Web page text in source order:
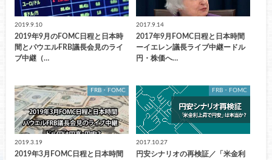
2019.9.10
2019年9月のFOMC日程と日本時
間とパウエルFRB議長会見のライ
ブ中継（…
2017.9.14
2017年9月FOMC日程と日本時間
ーイエレン議長ライブ中継ードル
円・株価へ…
FRB・FOMC
2019.3.19
2019年3月FOMC日程と日本時間
FRB・FOMC
2017.10.27
円安シナリオの再検証／「米金利